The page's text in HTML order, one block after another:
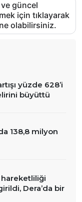
güncel
için tıklayarak
olabilirsiniz.
yüzde 628’i
büyüttü
138,8 milyon
hareketliliği
Dera’da bir